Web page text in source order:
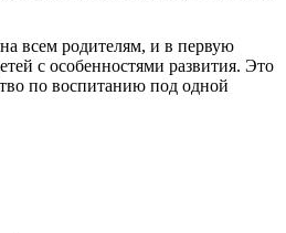
всем родителям, и в первую
с особенностями развития. Это
по воспитанию под одной